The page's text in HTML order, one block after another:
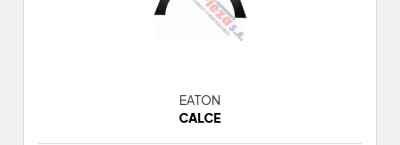
EATON
CALCE